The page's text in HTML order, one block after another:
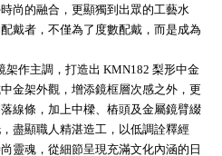
尚的融合，更顯獨到出眾的工藝水
戴者，不僅為了度數配戴，而是成為
架作主調，打造出 KMN182 梨形中金
金架外觀，增添鏡框層次感之外，更
線條，加上中樑、樁頭及金屬鏡臂綴
盡顯職人精湛造工，以低調詮釋經
靈魂，從細節呈現充滿文化內涵的日